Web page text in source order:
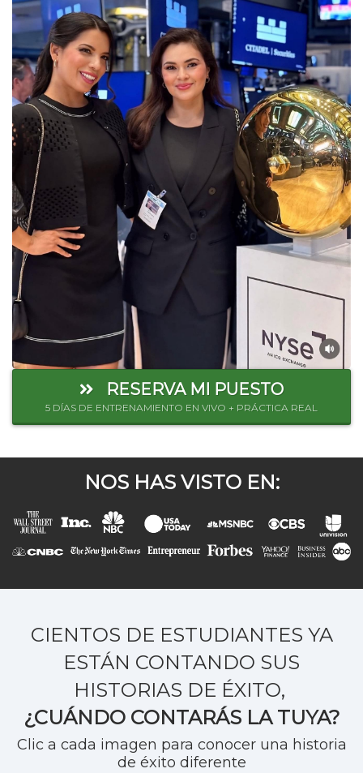
RESERVA MI PUESTO
5 DÍAS DE ENTRENAMIENTO EN VIVO + PRÁCTICA REAL
NOS HAS VISTO EN:
CIENTOS DE ESTUDIANTES YA
ESTÁN CONTANDO SUS
HISTORIAS DE ÉXITO,
¿CUÁNDO CONTARÁS LA TUYA?
Clic a cada imagen para conocer una historia
de éxito diferente